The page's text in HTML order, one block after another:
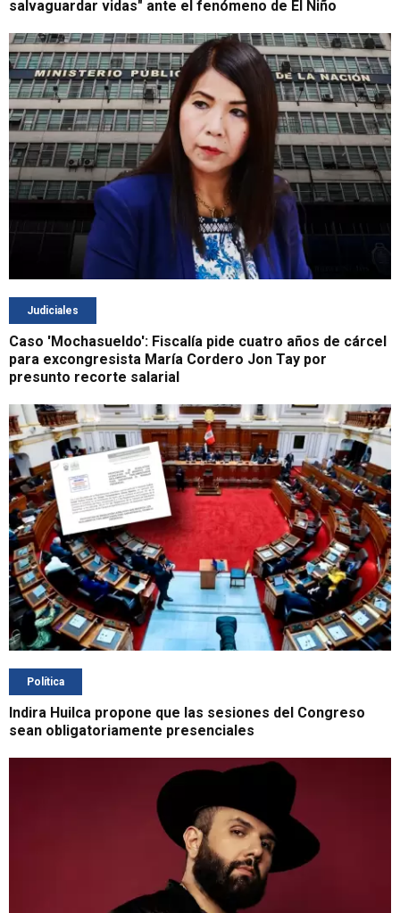
salvaguardar vidas" ante el fenómeno de El Niño
Judiciales
Caso 'Mochasueldo': Fiscalía pide cuatro años de cárcel
para excongresista María Cordero Jon Tay por
presunto recorte salarial
Política
Indira Huilca propone que las sesiones del Congreso
sean obligatoriamente presenciales